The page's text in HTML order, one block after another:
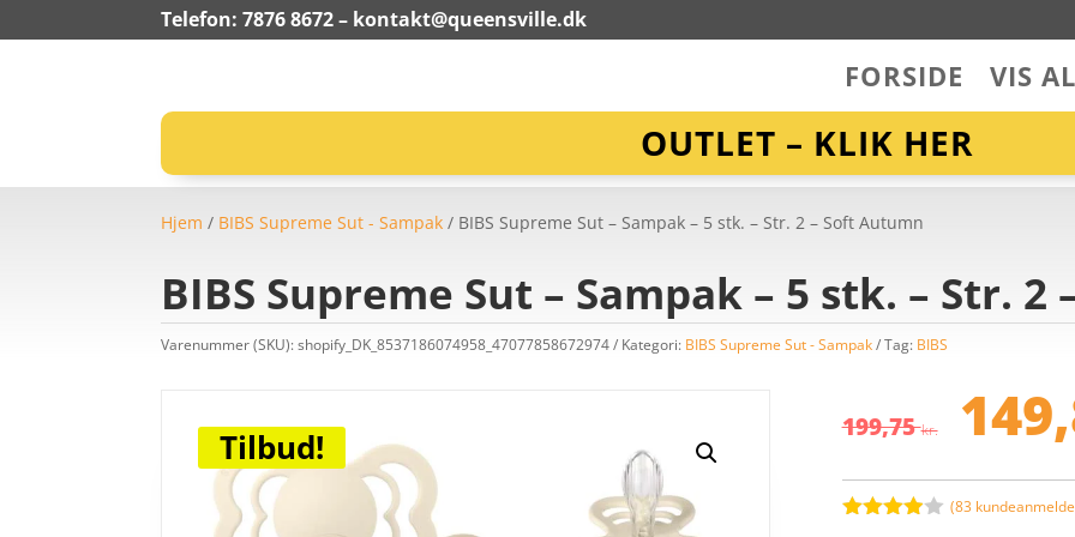
Telefon: 7876 8672 – kontakt@queensville.dk
FORSIDE VIS
OUTLET – KLIK HER
Hjem / BIBS Supreme Sut - Sampak / BIBS Supreme Sut – Sampak – 5 stk. – Str. 2 – Soft Autumn
BIBS Supreme Sut – Sampak – 5 stk. – Str.
Varenummer (SKU):shopify_DK_8537186074958_47077858672974 Kategori: BIBS Supreme Sut - Sampak Tag: BIBS
Tilbud! 199,75kr.
(83